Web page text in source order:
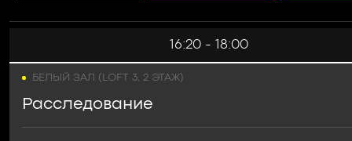
16:20 - 18:00
БЕЛЫЙ ЗАЛ (LOFT 3, 2 ЭТАЖ)
Расследование